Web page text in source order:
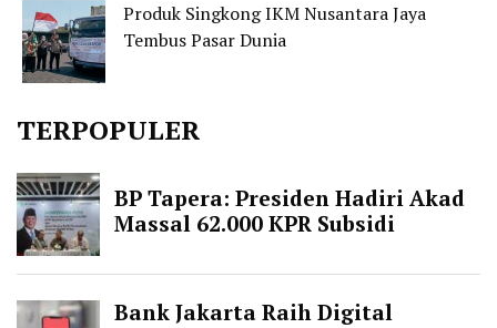
Produk Singkong IKM Nusantara Jaya
Tembus Pasar Dunia
TERPOPULER